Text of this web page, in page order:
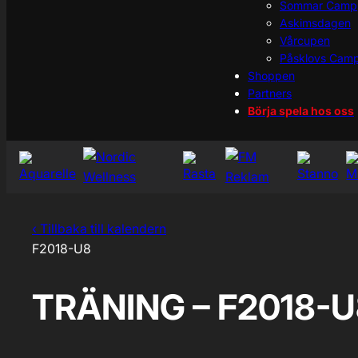
Sommar Camp
Askimsdagen
Vårcupen
Påsklovs
Shoppen
Partners
Börja spela hos oss
‹ Tillbaka till kalendern
F2018-U8
TRÄNING – F2018-